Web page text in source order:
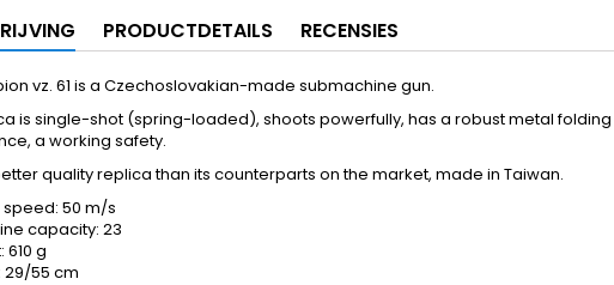
PRODUCTDETAILS RECENSIES
vz. 61 is a Czechoslovakian-made submachine gun.
is single-shot (spring-loaded), shoots powerfully, has a robust metal
a working safety.
quality replica than its counterparts on the market, made in Taiwan.
speed: 50 m/s
capacity: 23
610 g
29/55 cm